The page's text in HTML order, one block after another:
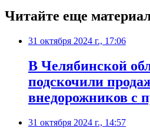
Читайте еще
31 октября 2024 г., 17:06
В Челябинской
подскочили
внедорожников с
31 октября 2024 г., 14:57